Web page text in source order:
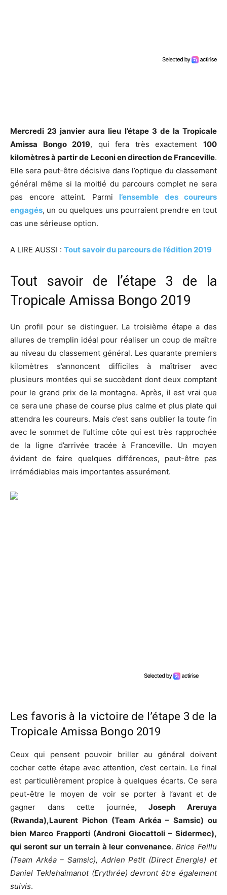
Mercredi 23 janvier aura lieu l’étape 3 de la Tropicale
Amissa Bongo 2019, qui fera très exactement100
kilomètres à partir de Leconi en direction de Franceville.
Elle sera peut-être décisive dans l’optique du classement
général même si la moitié du parcours complet ne sera
pas encore atteint. Parmi l’ensemble des coureurs
engagés, un ou quelques uns pourraient prendre en tout
cas une sérieuse option.
A LIRE AUSSI : Tout savoir du parcours de l’édition 2019
Tout savoir de l’étape 3 de la
Tropicale Amissa Bongo 2019
Un profil pour se distinguer. La troisième étape a des
allures de tremplin idéal pour réaliser un coup de maître
au niveau du classement général. Les quarante premiers
kilomètres s’annoncent difficiles à maîtriser avec
plusieurs montées qui se succèdent dont deux comptant
pour le grand prix de la montagne. Après, il est vrai que
ce sera une phase de course plus calme et plus plate qui
attendra les coureurs. Mais c’est sans oublier la toute fin
avec le sommet de l’ultime côte qui est très rapprochée
de la ligne d’arrivée tracée à Franceville. Un moyen
évident de faire quelques différences, peut-être pas
irrémédiables mais importantes assurément.
Les favoris à la victoire de l’étape 3 de la
Tropicale Amissa Bongo 2019
Ceux qui pensent pouvoir briller au général doivent
cocher cette étape avec attention, c’est certain. Le final
est particulièrement propice à quelques écarts. Ce sera
peut-être le moyen de voir se porter à l’avant et de
gagner dans cette journée,Joseph Areruya
(Rwanda),Laurent Pichon (Team Arkéa – Samsic) ou
bien Marco Frapporti (Androni Giocattoli – Sidermec),
qui seront sur un terrain à leur convenance.Brice Feillu
(Team Arkéa – Samsic), Adrien Petit (Direct Energie) et
Daniel Teklehaimanot (Erythrée) devront être également
suivis.